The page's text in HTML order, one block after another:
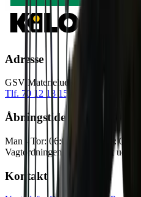
Adresse
GSV Materieludlejning A/S
Tlf. 70 12 13 15
Åbningstider
Man - Tor: 06:00 - 16:30
Fre:
Vagtordningen træder i kraft
Kontakt